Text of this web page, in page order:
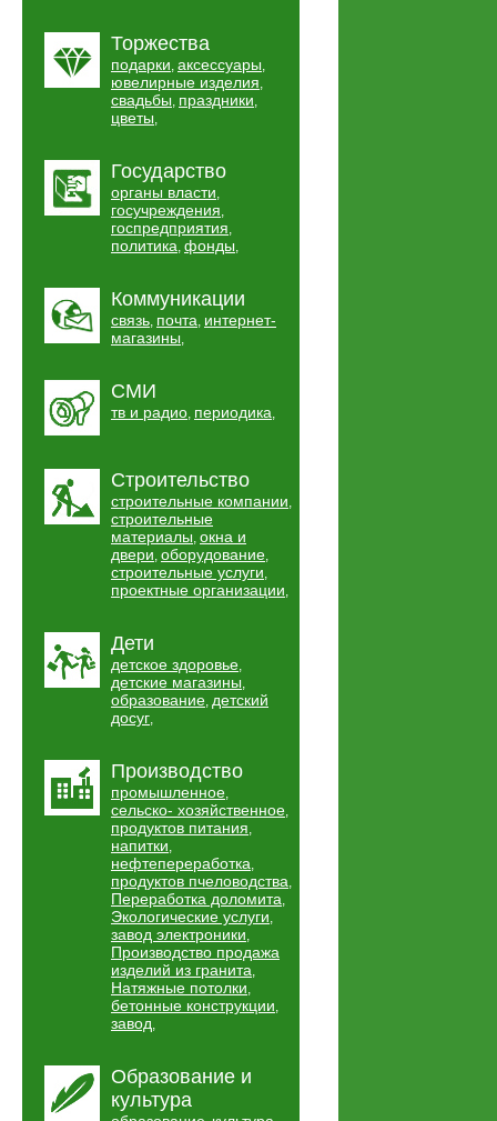
Торжества
подарки, аксессуары,
ювелирные изделия,
свадьбы, праздники,
цветы,
Государство
органы власти,
госучреждения,
госпредприятия,
политика, фонды,
Коммуникации
связь, почта, интернет-
магазины,
СМИ
тв и радио, периодика,
Строительство
строительные компании,
строительные
материалы, окна и
двери, оборудование,
строительные услуги,
проектные организации,
Дети
детское здоровье,
детские магазины,
образование, детский
досуг,
Производство
промышленное,
сельско- хозяйственное,
продуктов питания,
напитки,
нефтепереработка,
продуктов пчеловодства,
Переработка доломита,
Экологические услуги,
завод электроники,
Производство продажа
изделий из гранита,
Натяжные потолки,
бетонные конструкции,
завод,
Образование и
культура